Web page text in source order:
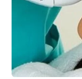
muito finos
organismo ao